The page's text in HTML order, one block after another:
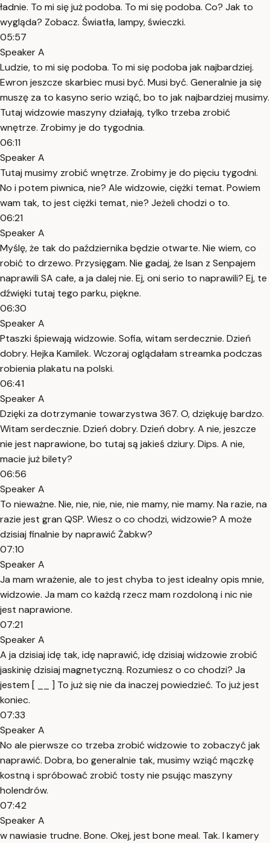
ładnie. To mi się już podoba. To mi się podoba. Co? Jak to
wygląda? Zobacz. Światła, lampy, świeczki.
05:57
Speaker A
Ludzie, to mi się podoba. To mi się podoba jak najbardziej.
Ewron jeszcze skarbiec musi być. Musi być. Generalnie ja się
muszę za to kasyno serio wziąć, bo to jak najbardziej musimy.
Tutaj widzowie maszyny działają, tylko trzeba zrobić
wnętrze. Zrobimy je do tygodnia.
06:11
Speaker A
Tutaj musimy zrobić wnętrze. Zrobimy je do pięciu tygodni.
No i potem piwnica, nie? Ale widzowie, ciężki temat. Powiem
wam tak, to jest ciężki temat, nie? Jeżeli chodzi o to.
06:21
Speaker A
Myślę, że tak do października będzie otwarte. Nie wiem, co
robić to drzewo. Przysięgam. Nie gadaj, że Isan z Senpajem
naprawili SA całe, a ja dalej nie. Ej, oni serio to naprawili? Ej, te
dźwięki tutaj tego parku, piękne.
06:30
Speaker A
Ptaszki śpiewają widzowie. Sofia, witam serdecznie. Dzień
dobry. Hejka Kamilek. Wczoraj oglądałam streamka podczas
robienia plakatu na polski.
06:41
Speaker A
Dzięki za dotrzymanie towarzystwa 367. O, dziękuję bardzo.
Witam serdecznie. Dzień dobry. Dzień dobry. A nie, jeszcze
nie jest naprawione, bo tutaj są jakieś dziury. Dips. A nie,
macie już bilety?
06:56
Speaker A
To nieważne. Nie, nie, nie, nie, nie mamy, nie mamy. Na razie, na
razie jest gran QSP. Wiesz o co chodzi, widzowie? A może
dzisiaj finalnie by naprawić Żabkw?
07:10
Speaker A
Ja mam wrażenie, ale to jest chyba to jest idealny opis mnie,
widzowie. Ja mam co każdą rzecz mam rozdoloną i nic nie
jest naprawione.
07:21
Speaker A
A ja dzisiaj idę tak, idę naprawić, idę dzisiaj widzowie zrobić
jaskinię dzisiaj magnetyczną. Rozumiesz o co chodzi? Ja
jestem [ __ ] To już się nie da inaczej powiedzieć. To już jest
koniec.
07:33
Speaker A
No ale pierwsze co trzeba zrobić widzowie to zobaczyć jak
naprawić. Dobra, bo generalnie tak, musimy wziąć mączkę
kostną i spróbować zrobić tosty nie psując maszyny
holendrów.
07:42
Speaker A
w nawiasie trudne. Bone. Okej, jest bone meal. Tak. I kamery